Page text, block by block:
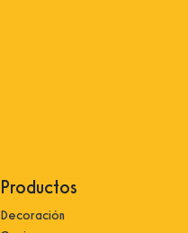
Productos
Decoración